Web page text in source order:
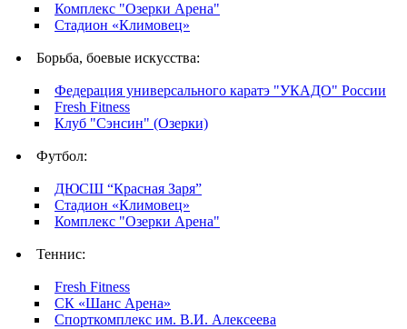
Комплекс "Озерки Арена"
Стадион «Климовец»
Борьба, боевые искусства:
Федерация универсального каратэ "УКАДО" России
Fresh Fitness
Клуб "Сэнсин" (Озерки)
Футбол:
ДЮСШ “Красная Заря”
Стадион «Климовец»
Комплекс "Озерки Арена"
Теннис:
Fresh Fitness
СК «Шанс Арена»
Спорткомплекс им. В.И. Алексеева